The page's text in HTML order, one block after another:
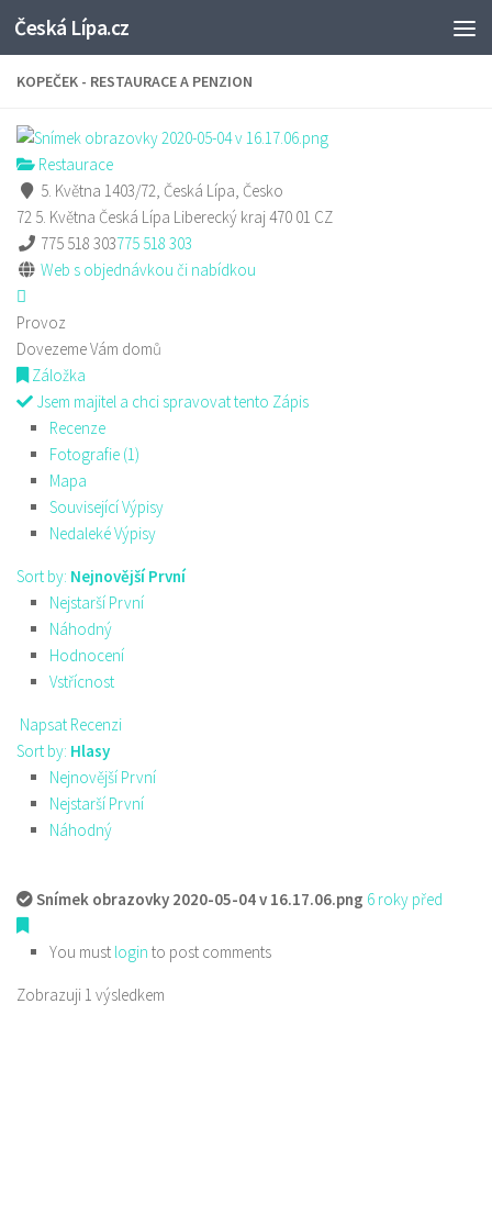
Skip to content
Česká Lípa.cz
KOPEČEK - RESTAURACE A PENZION
Restaurace
5. Května 1403/72, Česká Lípa, Česko
72 5. Května Česká Lípa Liberecký kraj470 01 CZ
775 518 303775 518 303
Web s objednávkou či nabídkou
Provoz
Dovezeme Vám domů
Záložka
Jsem majitel a chci spravovat tento Zápis
Recenze
Fotografie (1)
Mapa
Související Výpisy
Nedaleké Výpisy
Sort by: Nejnovější První
Nejstarší První
Náhodný
Hodnocení
Vstřícnost
Napsat Recenzi
Sort by: Hlasy
Nejnovější První
Nejstarší První
Náhodný
Snímek obrazovky 2020-05-04 v 16.17.06.png 6 roky před
You must login to post comments
Zobrazuji 1 výsledkem